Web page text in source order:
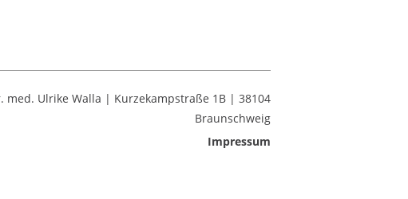
Ulrike Walla | Kurzekampstraße 1B | 38104
Braunschweig
Impressum